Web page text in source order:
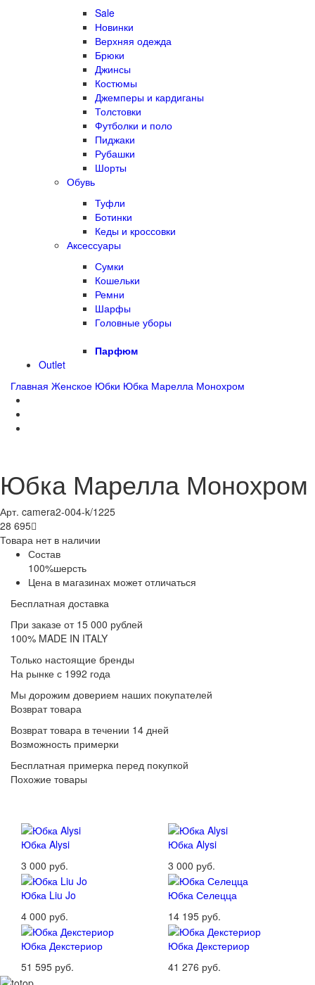
Sale
Новинки
Верхняя одежда
Брюки
Джинсы
Костюмы
Джемперы и кардиганы
Толстовки
Футболки и поло
Пиджаки
Рубашки
Шорты
Обувь
Туфли
Ботинки
Кеды и кроссовки
Аксессуары
Сумки
Кошельки
Ремни
Шарфы
Головные уборы
Парфюм
Outlet
Главная Женское Юбки Юбка Марелла Монохром
Юбка Марелла Монохром
Арт. camera2-004-k/1225
28 695
Товара нет в наличии
Состав
100%шерсть
Цена в магазинах может отличаться
Бесплатная доставка
При заказе от 15 000 рублей
100% MADE IN ITALY
Только настоящие бренды
На рынке с 1992 года
Мы дорожим доверием наших покупателей
Возврат товара
Возврат товара в течении 14 дней
Возможность примерки
Бесплатная примерка перед покупкой
Похожие товары
Юбка Alysi
3 000 руб.
Юбка Alysi
3 000 руб.
Юбка Liu Jo
4 000 руб.
Юбка Селецца
14 195 руб.
Юбка Декстериор
51 595 руб.
Юбка Декстериор
41 276 руб.